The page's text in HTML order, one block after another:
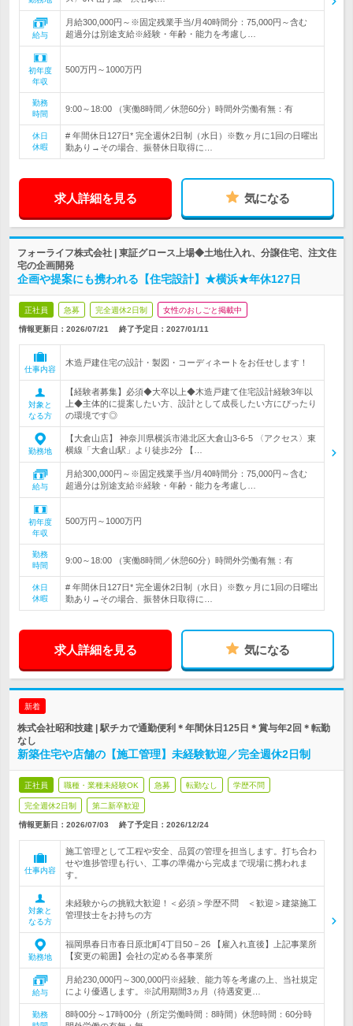
給与
月給300,000円～※固定残業手当/月40時間分：75,000円～含む
超過分は別途支給※経験・年齢・能力を考慮し…
初年度
年収
500万円～1000万円
勤務
時間
9:00～18:00 （実働8時間／休憩60分）時間外労働有無：有
休日
休暇
# 年間休日127日* 完全週休2日制（水日）※数ヶ月に1回の日曜出
勤あり→その場合、振替休日取得に…
求人詳細を見る 気になる
フォーライフ株式会社 | 東証グロース上場◆土地仕入れ、分譲住宅、注文住
宅の企画開発
企画や提案にも携われる【住宅設計】★横浜★年休127日
正社員 急募 完全週休2日制 女性のおしごと掲載中
情報更新日：2026/07/21 終了予定日： 2027/01/11
仕事内容
木造戸建住宅の設計・製図・コーディネートをお任せします！
対象と
なる方
【経験者募集】必須◆大卒以上◆木造戸建て住宅設計経験3年以
上◆主体的に提案したい方、設計として成長したい方にぴったり
の環境です◎
勤務地
【大倉山店】 神奈川県横浜市港北区大倉山3-6-5 〈アクセス〉東
横線「大倉山駅」より徒歩2分 【…
給与
月給300,000円～※固定残業手当/月40時間分：75,000円～含む
超過分は別途支給※経験・年齢・能力を考慮し…
初年度
年収
500万円～1000万円
勤務
時間
9:00～18:00 （実働8時間／休憩60分）時間外労働有無：有
休日
休暇
# 年間休日127日* 完全週休2日制（水日）※数ヶ月に1回の日曜出
勤あり→その場合、振替休日取得に…
求人詳細を見る 気になる
新着
株式会社昭和技建 | 駅チカで通勤便利＊年間休日125日＊賞与年2回＊転勤
なし
新築住宅や店舗の【施工管理】未経験歓迎／完全週休2日制
正社員 職種・業種未経験OK 急募 転勤なし 学歴不問
完全週休2日制 第二新卒歓迎
情報更新日：2026/07/03 終了予定日： 2026/12/24
仕事内容
施工管理として工程や安全、品質の管理を担当します。打ち合わ
せや進捗管理も行い、工事の準備から完成まで現場に携われま
す。
対象と
なる方
未経験からの挑戦大歓迎！＜必須＞学歴不問 ＜歓迎＞建築施工
管理技士をお持ちの方
勤務地
福岡県春日市春日原北町4丁目50－26 【雇入れ直後】上記事業所
【変更の範囲】会社の定める各事業所
給与
月給230,000円～300,000円※経験、能力等を考慮の上、当社規定
により優遇します。※試用期間3ヵ月（待遇変更…
勤務
8時00分～17時00分（所定労働時間：8時間）休憩時間：60分時